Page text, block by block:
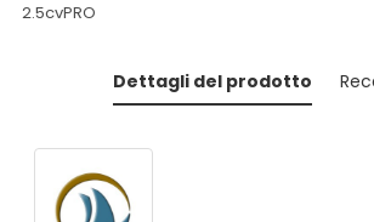
2.5cvPRO
Dettagli del prodotto